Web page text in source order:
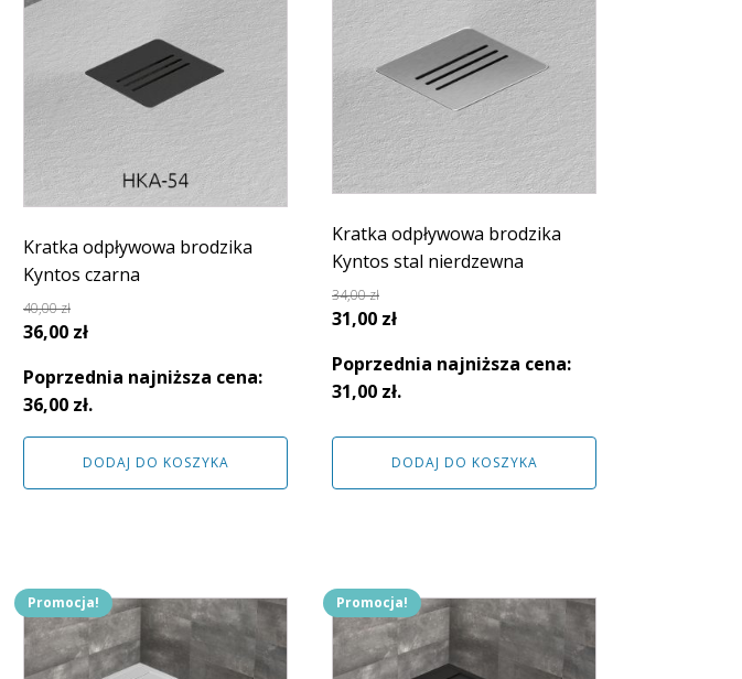
Kratka odpływowa brodzika
Kyntos czarna
40,00zł
Pierwotna
wynosiła:
40,00 zł.
36,00 złAktualna
wynosi:
36,00 zł.
Poprzednia najniższa cena:
36,00 zł.
DODAJ DO KOSZYKA
Kratka odpływowa brodzika
Kyntos stal nierdzewna
34,00zł
Pierwotna
wynosiła:
34,00 zł.
31,00 złAktualna
wynosi:
31,00 zł.
Poprzednia najniższa cena:
31,00 zł.
DODAJ DO KOSZYKA
Promocja! Promocja!